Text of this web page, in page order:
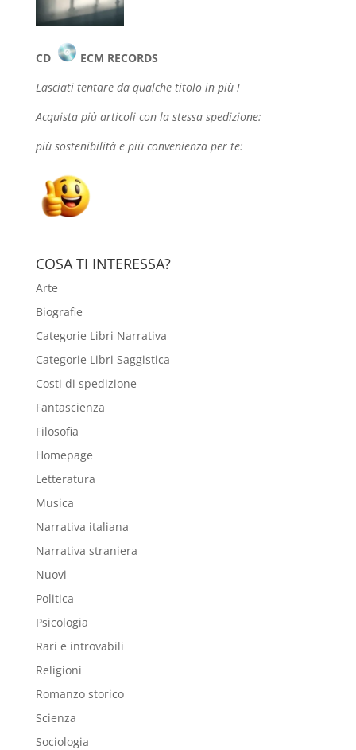
CD
ECM RECORDS
Lasciati tentare da qualche titolo in più !
Acquista più articoli con la stessa spedizione:
più sostenibilità e più convenienza per te:
COSA TI INTERESSA?
Arte
Biografie
Categorie Libri Narrativa
Categorie Libri Saggistica
Costi di spedizione
Fantascienza
Filosofia
Homepage
Letteratura
Musica
Narrativa italiana
Narrativa straniera
Nuovi
Politica
Psicologia
Rari e introvabili
Religioni
Romanzo storico
Scienza
Sociologia